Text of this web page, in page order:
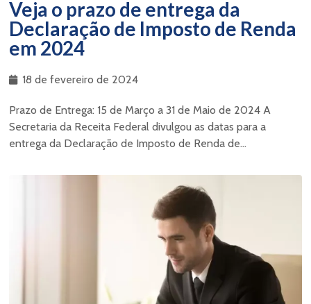
Veja o prazo de entrega da
Declaração de Imposto de Renda
em 2024
18 de fevereiro de 2024
Prazo de Entrega: 15 de Março a 31 de Maio de 2024 A
Secretaria da Receita Federal divulgou as datas para a
entrega da Declaração de Imposto de Renda de...